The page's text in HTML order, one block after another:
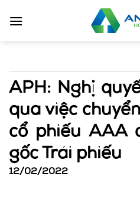
qua
APH: Nghị
qua việc
cổ phiếu AAA
gốc Trái phiếu
12/02/2022